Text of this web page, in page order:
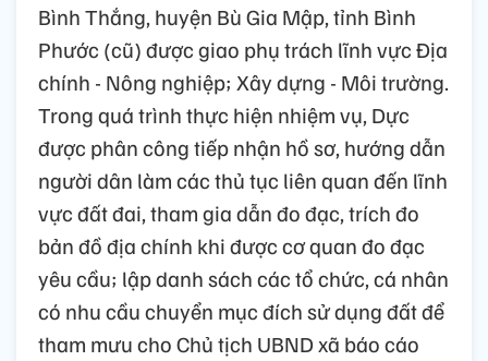
Bình Thắng, huyện Bù Gia Mập, tỉnh Bình
Phước (cũ) được giao phụ trách lĩnh vực Địa
chính - Nông nghiệp; Xây dựng - Môi trường.
Trong quá trình thực hiện nhiệm vụ, Dực
được phân công tiếp nhận hồ sơ, hướng dẫn
người dân làm các thủ tục liên quan đến lĩnh
vực đất đai, tham gia dẫn đo đạc, trích đo
bản đồ địa chính khi được cơ quan đo đạc
yêu cầu; lập danh sách các tổ chức, cá nhân
có nhu cầu chuyển mục đích sử dụng đất để
tham mưu cho Chủ tịch UBND xã báo cáo